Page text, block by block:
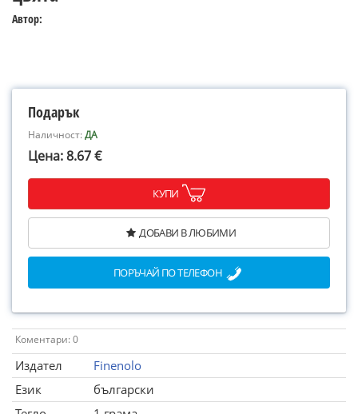
Автор:
Подарък
Наличност:ДА
Цена: 8.67 €
КУПИ
ДОБАВИ В ЛЮБИМИ
ПОРЪЧАЙ ПО ТЕЛЕФОН
Коментари: 0
Издател
Finenolo
Език
български